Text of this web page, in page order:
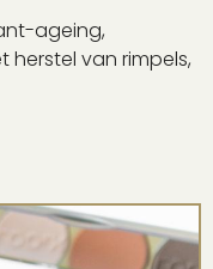
ageing,
van rimpels,